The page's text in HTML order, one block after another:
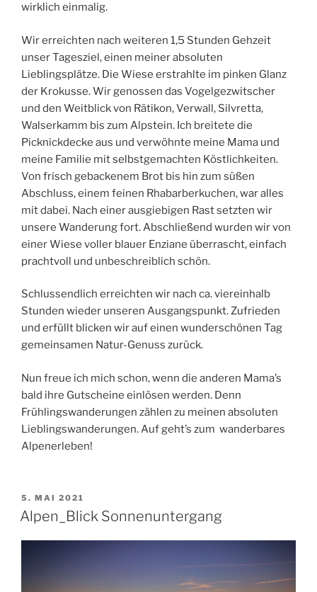
wirklich einmalig.
Wir erreichten nach weiteren 1,5 Stunden Gehzeit
unser Tagesziel, einen meiner absoluten
Lieblingsplätze. Die Wiese erstrahlte im pinken Glanz
der Krokusse. Wir genossen das Vogelgezwitscher
und den Weitblick von Rätikon, Verwall, Silvretta,
Walserkamm bis zum Alpstein. Ich breitete die
Picknickdecke aus und verwöhnte meine Mama und
meine Familie mit selbstgemachten Köstlichkeiten.
Von frisch gebackenem Brot bis hin zum süßen
Abschluss, einem feinen Rhabarberkuchen, war alles
mit dabei. Nach einer ausgiebigen Rast setzten wir
unsere Wanderung fort. Abschließend wurden wir von
einer Wiese voller blauer Enziane überrascht, einfach
prachtvoll und unbeschreiblich schön.
Schlussendlich erreichten wir nach ca. viereinhalb
Stunden wieder unseren Ausgangspunkt. Zufrieden
und erfüllt blicken wir auf einen wunderschönen Tag
gemeinsamen Natur-Genuss zurück.
Nun freue ich mich schon, wenn die anderen Mama’s
bald ihre Gutscheine einlösen werden. Denn
Frühlingswanderungen zählen zu meinen absoluten
Lieblingswanderungen. Auf geht’s zum wanderbares
Alpenerleben!
POSTED
ON
5. MAI 2021
Alpen_Blick Sonnenuntergang